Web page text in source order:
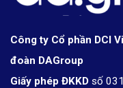
Công ty Cổ phần DCI
đoàn DAGroup
Giấy phép ĐKKD số